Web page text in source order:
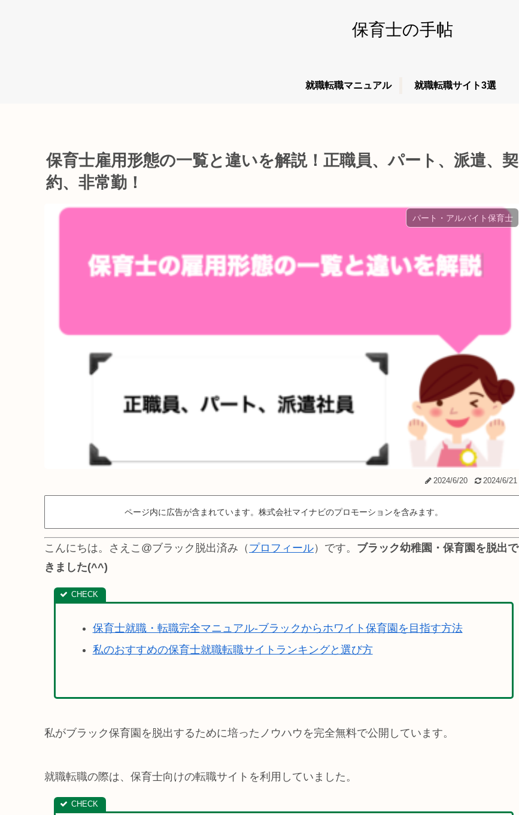
保育士の手帖
就職転職マニュアル 就職転職サイト3選
保育士雇用形態の一覧と違いを解説！正職員、パート、派遣、契
約、非常勤！
パート・アルバイト保育士
2024/6/20 2024/6/21
ページ内に広告が含まれています。株式会社マイナビのプロモーションを含みます。
こんにちは。さえこ@ブラック脱出済み（ プロフィール）です。 ブラック幼稚園・保育園を脱出で
きました(^^)
保育士就職・転職完全マニュアル-ブラックからホワイト保育園を目指す方法
私のおすすめの保育士就職転職サイトランキングと選び方
私がブラック保育園を脱出するために培ったノウハウを完全無料で公開しています。
就職転職の際は、保育士向けの転職サイトを利用していました。